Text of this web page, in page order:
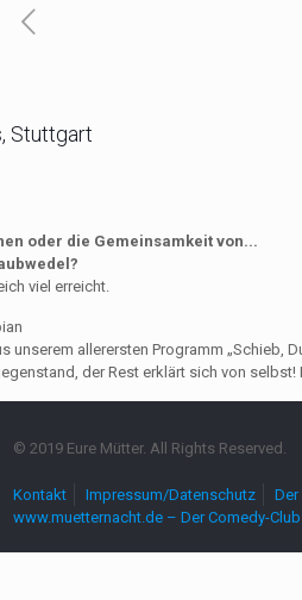
Stuttgart
oder die Gemeinsamkeit von...
viel erreicht.
allerersten Programm „Schieb,
der Rest erklärt sich von
© 2019 Eure Mütter. All Rights Reserved.
Kontakt Impressum/Datenschutz
www.muetternacht.de – Der Comedy-Club